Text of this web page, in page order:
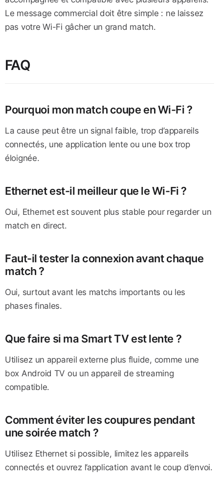
Le message commercial doit être simple : ne laissez
pas votre Wi-Fi gâcher un grand match.
FAQ
Pourquoi mon match coupe en Wi-Fi ?
La cause peut être un signal faible, trop d’appareils
connectés, une application lente ou une box trop
éloignée.
Ethernet est-il meilleur que le Wi-Fi ?
Oui, Ethernet est souvent plus stable pour regarder un
match en direct.
Faut-il tester la connexion avant chaque
match ?
Oui, surtout avant les matchs importants ou les
phases finales.
Que faire si ma Smart TV est lente ?
Utilisez un appareil externe plus fluide, comme une
box Android TV ou un appareil de streaming
compatible.
Comment éviter les coupures pendant
une soirée match ?
Utilisez Ethernet si possible, limitez les appareils
connectés et ouvrez l’application avant le coup d’envoi.